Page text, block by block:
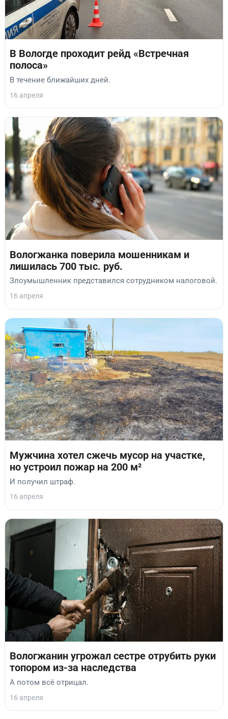
В Вологде проходит рейд «Встречная
полоса»
В течение ближайших дней.
16 апреля
Вологжанка поверила мошенникам и
лишилась 700 тыс. руб.
Злоумышленник представился сотрудником налоговой.
16 апреля
Мужчина хотел сжечь мусор на участке,
но устроил пожар на 200 м²
И получил штраф.
16 апреля
Вологжанин угрожал сестре отрубить руки
топором из-за наследства
А потом всё отрицал.
16 апреля